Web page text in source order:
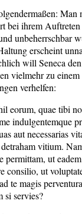
Man
bei ihrem
unbeherrschbar
erscheint
will Seneca
vielmehr zu
verhelfen:
eorum, quae tibi
indulgentemque
aut necessarias
vitium.
permittam, ut
consilio, ut
te magis
si servies?